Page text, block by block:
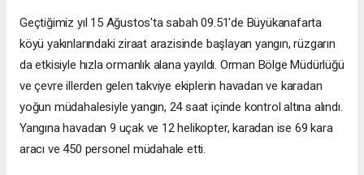
Geçtiğimiz yıl 15 Ağustos'ta sabah 09.51'de Büyükanafarta
köyü yakınlarındaki ziraat arazisinde başlayan yangın, rüzgarın
da etkisiyle hızla ormanlık alana yayıldı. Orman Bölge Müdürlüğü
ve çevre illerden gelen takviye ekiplerin havadan ve karadan
yoğun müdahalesiyle yangın, 24 saat içinde kontrol altına alındı.
Yangına havadan 9 uçak ve 12 helikopter, karadan ise 69 kara
aracı ve 450 personel müdahale etti.